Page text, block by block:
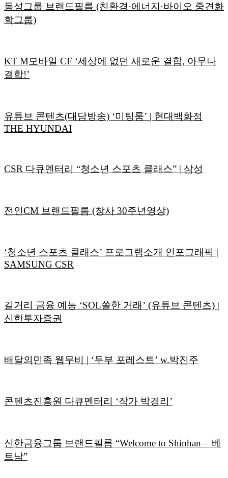
동성그룹 브랜드필름 (친환경·에너지·바이오 중견화
학그룹)
KT M모바일 CF ‘세상에 없던 새로운 결합, 아무나
결합!’
유튜브 콘텐츠(대담방송) ‘미팅룸’ | 현대백화점
THE HYUNDAI
CSR 다큐멘터리 “청소년 스포츠 클래스” | 삼성
전인CM 브랜드필름 (창사 30주년영상)
‘청소년 스포츠 클래스’ 프로그램소개 인포그래픽 |
SAMSUNG CSR
길거리 금융 예능 ‘SOL쏠한 거래’ (유튜브 콘텐츠) |
신한투자증권
배달의민족 웹무비 | ‘두부 포레스트’ w.박진주
콘텐츠진흥원 다큐멘터리 ‘작가 박경리’
신한금융그룹 브랜드필름 “Welcome to Shinhan – 베
트남”